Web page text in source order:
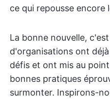
ce qui repousse encore
La bonne nouvelle,
d'organisations ont
défis et ont mis au
bonnes pratiques
surmonter. Inspirons-